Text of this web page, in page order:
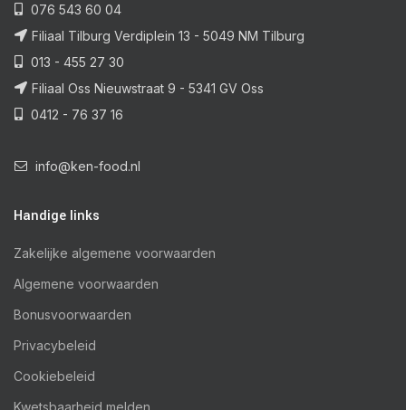
076 543 60 04
Filiaal Tilburg Verdiplein 13 - 5049 NM Tilburg
013 - 455 27 30
Filiaal Oss Nieuwstraat 9 - 5341 GV Oss
0412 - 76 37 16
info@ken-food.nl
Handige links
Zakelijke algemene voorwaarden
Algemene voorwaarden
Bonusvoorwaarden
Privacybeleid
Cookiebeleid
Kwetsbaarheid melden